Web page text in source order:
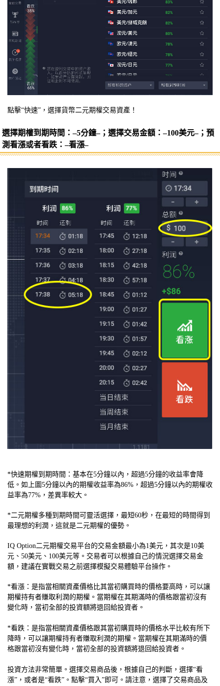
點擊“快速”，選擇貨幣二元期權交易資產！
選擇期權到期時間：–5分鐘–；選擇交易金額：–100美元–；預
測看漲或者看跌：–看漲–
*快速期權到期時間：基本在5分鐘以內，超過5分鐘的收益率會降
低。如上圖5分鐘以內的期權收益率為86%，超過5分鐘以內的期權收
益率為77%，差異率較大。
*二元期權多種到期時間可靈活選擇，最短60秒，在最短的時間得到
最理想的利潤，這就是二元期權的優勢。
IQ Option二元期權交易平台的交易金額最小為1美元，其次是10美
元、50美元、100美元等。交易者可以根據自己的情況選擇交易金
額，建議在實戰交易之前選擇模擬交易體驗平台操作。
*看漲：是指當相關資產價格比其當初購買時的價格要高時，可以讓
期權持有者賺取利潤的期權。當期權在其期滿時的價格跟當初沒有
變化時，當初全部的投資額將退回給投資​​者。
*看跌：是指當相關資產價格跟其當初購買時的價格水平比較有所下
降時，可以讓期權持有者賺取利潤的期權。當期權在其期滿時的價
格跟當初沒有變化時，當初全部的投資額將退回給投資​​者。
投資方法非常簡單。選擇交易商品後，根據自己的判斷，選擇“看
漲”，或者是“看跌”。點擊“買入”即可。請注意，選擇了交易商品及